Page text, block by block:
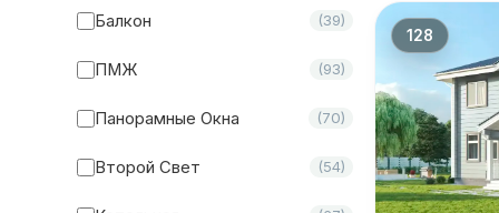
Балкон (39)
ПМЖ (93)
Панорамные Окна (70)
Второй Свет (54)
128